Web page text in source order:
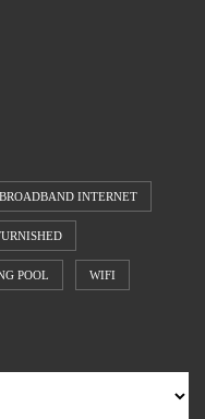
BROADBAND INTERNET
POOL WIFI